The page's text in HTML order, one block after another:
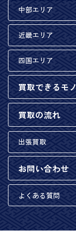
中部エリア
近畿エリア
四国エリア
買取できるモノ
買取の流れ
出張買取
お問い合わせ
よくある質問